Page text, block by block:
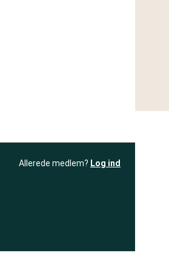
Allerede medlem? Log ind